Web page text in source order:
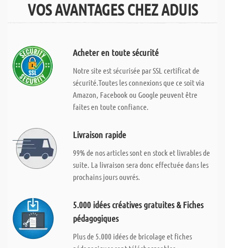
VOS AVANTAGES CHEZ ADUIS
Acheter en toute sécurité
Notre site est sécurisée par SSL certificat de
sécurité.Toutes les connexions que ce soit via
Amazon, Facebook ou Google peuvent être
faites en toute confiance.
Livraison rapide
99% de nos articles sont en stock et livrables de
suite. La livraison sera donc effectuée dans les
prochains jours ouvrés.
5.000 idées créatives gratuites & Fiches
pédagogiques
Plus de 5.000 idées de bricolage et fiches